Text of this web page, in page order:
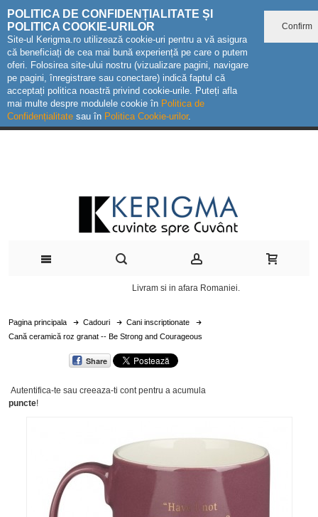
POLITICA DE CONFIDENȚIALITATE ȘI
POLITICA COOKIE-URILOR
Site-ul Kerigma.ro utilizează cookie-uri pentru a vă asigura
că beneficiați de cea mai bună experiență pe care o putem
oferi. Folosirea site-ului nostru (vizualizare pagini, navigare
pe pagini, înregistrare sau conectare) indică faptul că
acceptați politica noastră privind cookie-urile. Puteți afla
mai multe despre modulele cookie în Politica de
Confidențialitate sau în Politica Cookie-urilor.
Confirm
Livram si in afara Romaniei.
Pagina principala Cadouri
Cani inscriptionate
Cană ceramică roz granat -- Be Strong and Courageous
Share
Autentifica-te sau creeaza-ti contpentru a acumula
puncte!